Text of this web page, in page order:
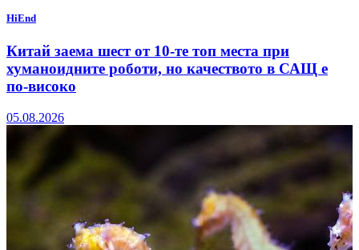
HiEnd
Китай заема шест от 10-те топ места при
хуманоидните роботи, но качеството в САЩ е
по-високо
05.08.2026